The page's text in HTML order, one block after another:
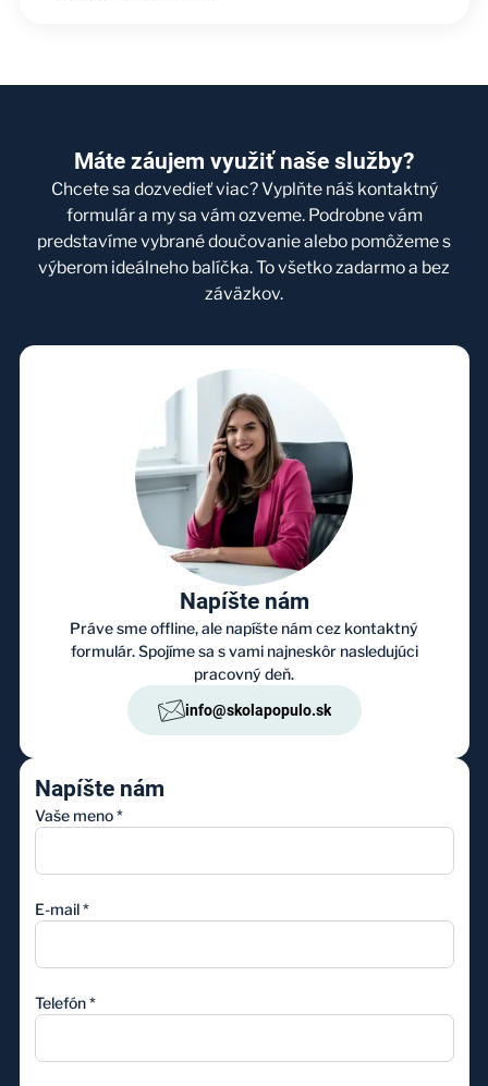
Máte záujem využiť naše služby?
Chcete sa dozvedieť viac? Vyplňte náš kontaktný
formulár a my sa vám ozveme. Podrobne vám
predstavíme vybrané doučovanie alebo pomôžeme s
výberom ideálneho balíčka. To všetko zadarmo a bez
záväzkov.
Napíšte nám
Práve sme offline, ale napíšte nám cez kontaktný
formulár. Spojíme sa s vami najneskôr nasledujúci
pracovný deň.
info@skolapopulo.sk
Napíšte nám
Vaše meno *
E-mail *
Telefón *